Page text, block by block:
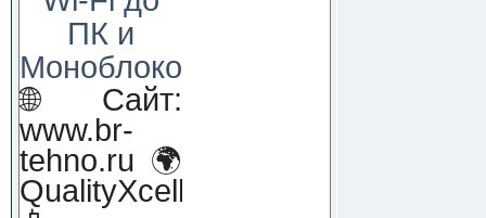
ПК и
Моноблоков!
🌐 Сайт:
www.br-
tehno.ru 🌍
QualityXcellence.ru